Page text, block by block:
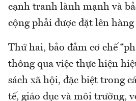
cạnh tranh lành mạnh và
cộng phải được đặt lên hàng
Thứ hai, bảo đảm cơ chế
thông qua việc thực hiện
sách xã hội, đặc biệt trong
tế, giáo dục và môi trường,